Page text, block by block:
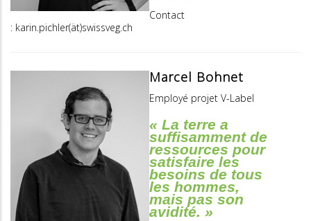
Contact
: karin.pichler(ät)swissveg.ch
Marcel Bohnet
Employé projet V-Label
« La terre a
suffisamment de
ressources pour
satisfaire les
besoins de tous
les hommes,
mais pas son
avidité. »